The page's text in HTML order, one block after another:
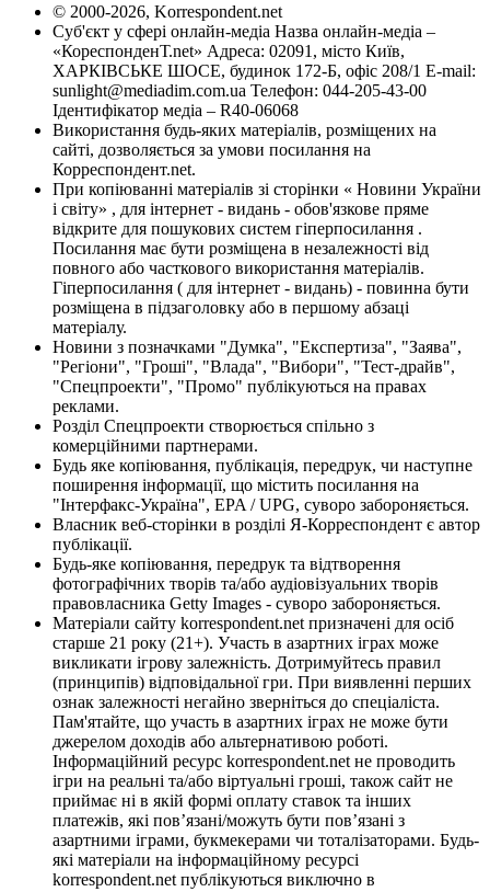
© 2000-2026, Korrespondent.net
Суб'єкт у сфері онлайн-медіа Назва онлайн-медіа –
«КореспонденТ.net» Адреса: 02091, місто Київ,
ХАРКІВСЬКЕ ШОСЕ, будинок 172-Б, офіс 208/1 E-mail:
sunlight@mediadim.com.ua Телефон: 044-205-43-00
Ідентифікатор медіа – R40-06068
Використання будь-яких матеріалів, розміщених на
сайті, дозволяється за умови посилання на
Корреспондент.net.
При копіюванні матеріалів зі сторінки « Новини України
і світу» , для інтернет - видань - обов'язкове пряме
відкрите для пошукових систем гіперпосилання .
Посилання має бути розміщена в незалежності від
повного або часткового використання матеріалів.
Гіперпосилання ( для інтернет - видань) - повинна бути
розміщена в підзаголовку або в першому абзаці
матеріалу.
Новини з позначками "Думка", "Експертиза", "Заява",
"Регіони", "Гроші", "Влада", "Вибори", "Тест-драйв",
"Спецпроекти", "Промо" публікуються на правах
реклами.
Розділ Спецпроекти створюється спільно з
комерційними партнерами.
Будь яке копіювання, публікація, передрук, чи наступне
поширення інформації, що містить посилання на
"Інтерфакс-Україна", EPA / UPG, суворо забороняється.
Власник веб-сторінки в розділі Я-Корреспондент є автор
публікації.
Будь-яке копіювання, передрук та відтворення
фотографічних творів та/або аудіовізуальних творів
правовласника Getty Images - суворо забороняється.
Матеріали сайту korrespondent.net призначені для осіб
старше 21 року (21+). Участь в азартних іграх може
викликати ігрову залежність. Дотримуйтесь правил
(принципів) відповідальної гри. При виявленні перших
ознак залежності негайно зверніться до спеціаліста.
Пам'ятайте, що участь в азартних іграх не може бути
джерелом доходів або альтернативою роботі.
Інформаційний ресурс korrespondent.net не проводить
ігри на реальні та/або віртуальні гроші, також сайт не
приймає ні в якій формі оплату ставок та інших
платежів, які пов’язані/можуть бути пов’язані з
азартними іграми, букмекерами чи тоталізаторами. Будь-
які матеріали на інформаційному ресурсі
korrespondent.net публікуються виключно в